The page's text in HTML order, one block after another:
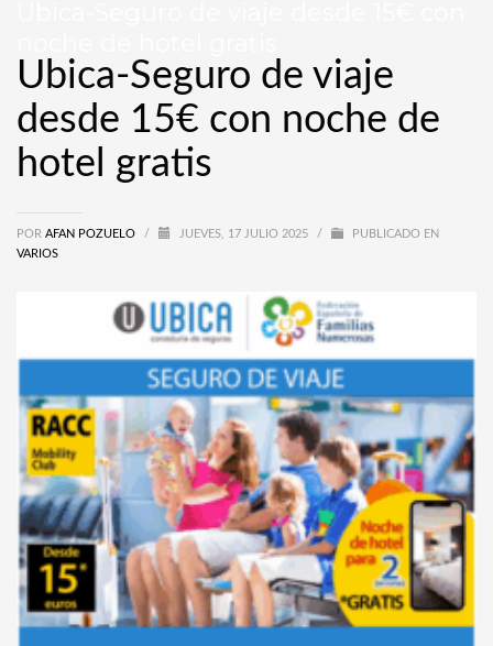
Ubica-Seguro de viaje
desde 15€ con noche de
hotel gratis
POR AFAN POZUELO / JUEVES, 17 JULIO 2025 /
PUBLICADO EN
VARIOS